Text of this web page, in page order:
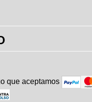
que aceptamos